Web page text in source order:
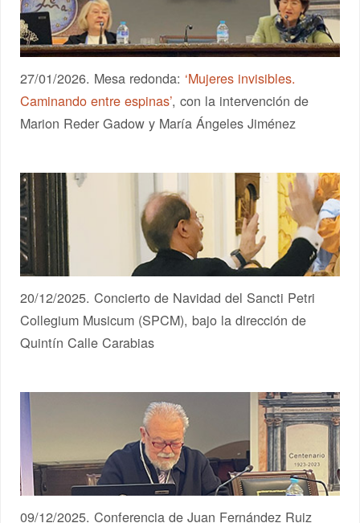
27/01/2026. Mesa redonda: ‘Mujeres invisibles.
Caminando entre espinas’, con la intervención de
Marion Reder Gadow y María Ángeles Jiménez
20/12/2025. Concierto de Navidad del Sancti Petri
Collegium Musicum (SPCM), bajo la dirección de
Quintín Calle Carabias
09/12/2025. Conferencia de Juan Fernández Ruiz